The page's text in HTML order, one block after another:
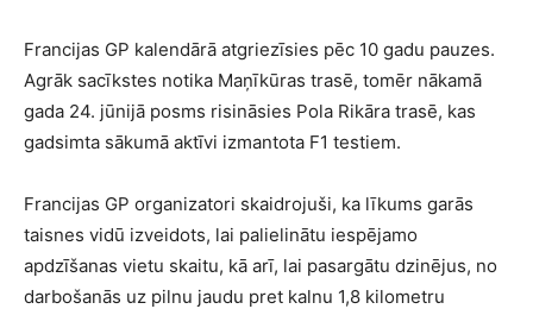
Francijas GP kalendārā atgriezīsies pēc 10 gadu pauzes.
Agrāk sacīkstes notika Maņīkūras trasē, tomēr nākamā
gada 24. jūnijā posms risināsies Pola Rikāra trasē, kas
gadsimta sākumā aktīvi izmantota F1 testiem.
Francijas GP organizatori skaidrojuši, ka līkums garās
taisnes vidū izveidots, lai palielinātu iespējamo
apdzīšanas vietu skaitu, kā arī, lai pasargātu dzinējus, no
darbošanās uz pilnu jaudu pret kalnu 1,8 kilometru